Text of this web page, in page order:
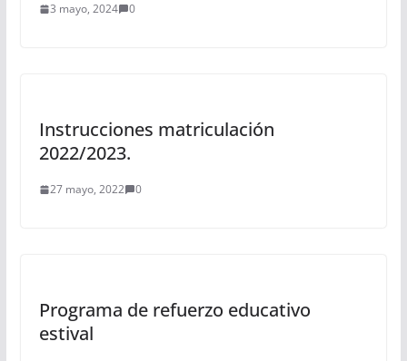
3 mayo, 2024 0
Instrucciones matriculación
2022/2023.
27 mayo, 2022 0
Programa de refuerzo educativo
estival